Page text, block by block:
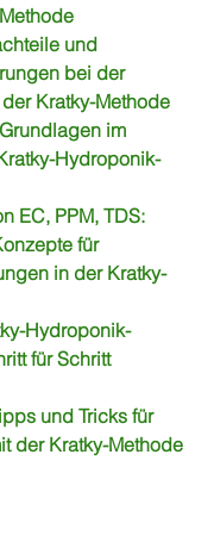
und
bei der
Kratky-Methode
im
Hydroponik-
EC, PPM, TDS:
für
in der Kratky-
Hydroponik-
für Schritt
und Tricks für
der Kratky-Methode